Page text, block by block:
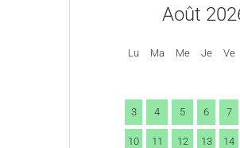
Août
Lu Ma Me Je Ve
3 4 5 6 7
10 11 12 13 14